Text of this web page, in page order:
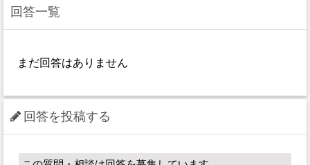
回答一覧
まだ回答はありません
回答を投稿する